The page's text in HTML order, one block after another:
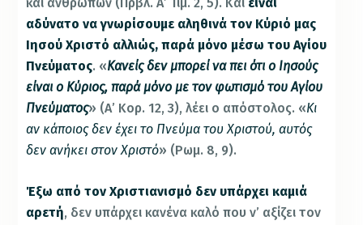
αδύνατο να γνωρίσουμε αληθινά τον Κύριό μας
Ιησού Χριστό αλλιώς, παρά μόνο μέσω του Αγίου
Πνεύματος. «Κανείς δεν μπορεί να πει ότι ο Ιησούς
είναι ο Κύριος, παρά μόνο με τον φωτισμό του Αγίου
Πνεύματος» (Α’ Κορ. 12, 3), λέει ο απόστολος. «Κι
αν κάποιος δεν έχει το Πνεύμα του Χριστού, αυτός
δεν ανήκει στον Χριστό» (Ρωμ. 8, 9).
Έξω από τον Χριστιανισμό δεν υπάρχει καμιά
αρετή, δεν υπάρχει κανένα καλό που ν’ αξίζει τον